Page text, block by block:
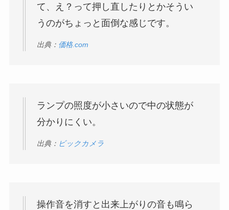
て、え？って押し直したりとかそうい
うのがちょっと面倒な感じです。
出典： 価格.com
ランプの照度が小さいので中の状態が
分かりにくい。
出典： ビックカメラ
操作音を消すと出来上がりの音も鳴ら